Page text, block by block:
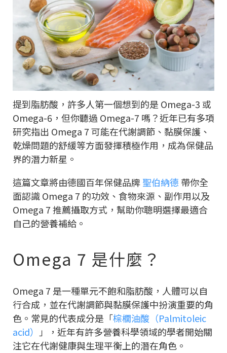
提到脂肪酸，許多人第一個想到的是 Omega-3 或
Omega-6，但你聽過 Omega-7 嗎？近年已有多項
研究指出 Omega 7 可能在代謝調節、黏膜保護、
乾燥問題的舒緩等方面發揮積極作用，成為保健品
界的潛力新星。
這篇文章將由德國百年保健品牌聖伯納德 帶你全
面認識 Omega 7 的功效、食物來源、副作用以及
Omega 7 推薦攝取方式，幫助你聰明選擇最適合
自己的營養補給。
Omega 7 是什麼？
Omega 7 是一種單元不飽和脂肪酸，人體可以自
行合成，並在代謝調節與黏膜保護中扮演重要的角
色。常見的代表成分是「棕櫚油酸（Palmitoleic
acid）
」，近年有許多營養科學領域的學者開始關
注它在代謝健康與生理平衡上的潛在角色。